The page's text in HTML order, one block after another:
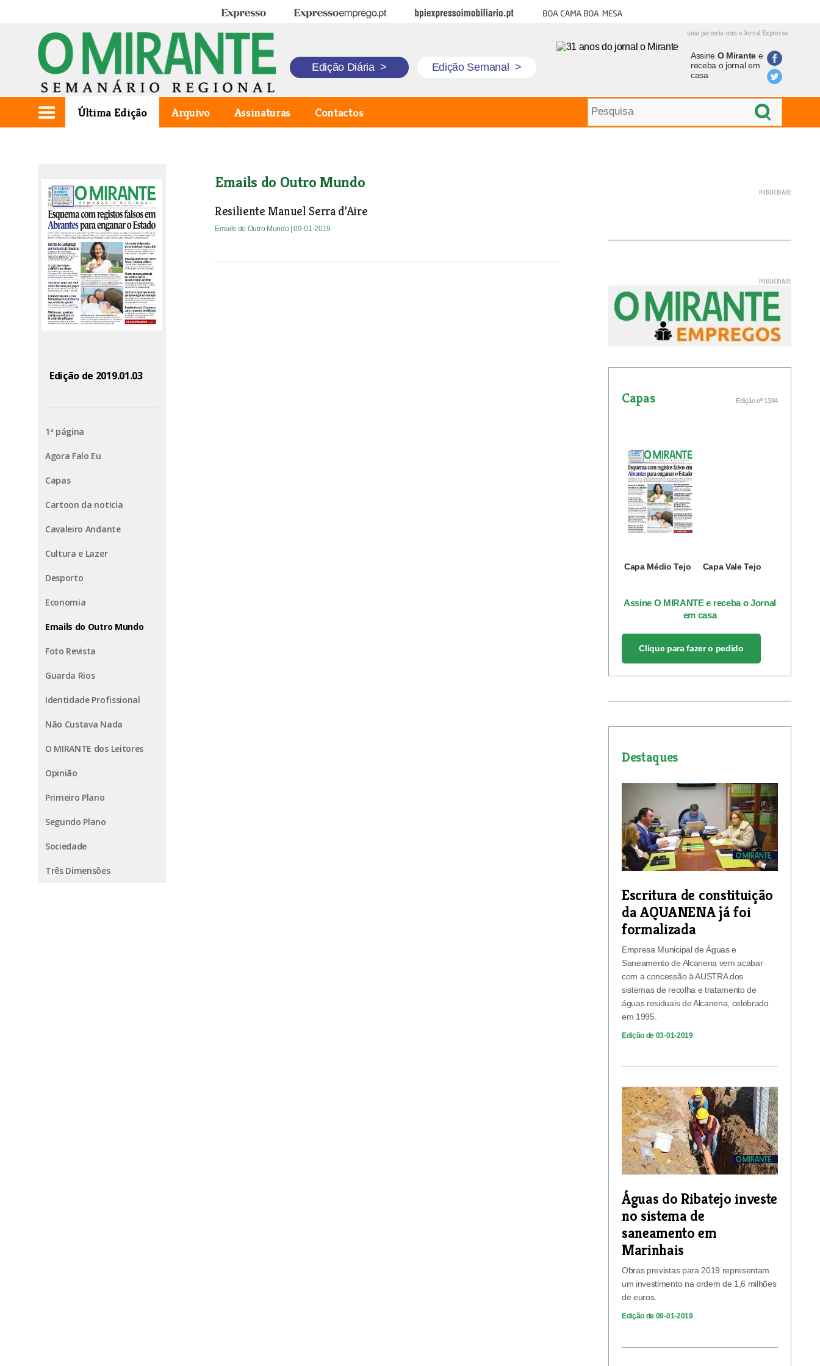
Expresso Expresso Emprego BPI Expresso Imobiliário Boa cama boa mesa
uma parceria com o Jornal Expresso
Edição Diária > Edição Semanal >
Assine O Mirantee
receba o jornal em
casa
Última Edição Arquivo Assinaturas Contactos
Edição de 2019.01.03
1ª página
Agora Falo Eu
Capas
Cartoon da notIcia
Cavaleiro Andante
Cultura e Lazer
Desporto
Economia
Emails do Outro Mundo
Foto Revista
Guarda Rios
Identidade Profissional
Não Custava Nada
O MIRANTE dos Leitores
Opinião
Primeiro Plano
Segundo Plano
Sociedade
Três Dimensões
Emails do Outro Mundo
Resiliente Manuel Serra d’Aire
Emails do Outro Mundo | 09-01-2019
Capas Edição nº 1384
Capa Médio Tejo Capa Vale Tejo
Assine O MIRANTE e receba o Jornal
em casa
Clique para fazer o pedido
Destaques
Escritura de constituição
da AQUANENA já foi
formalizada
Empresa Municipal de Águas e
Saneamento de Alcanena vem acabar
com a concessão à AUSTRA dos
sistemas de recolha e tratamento de
águas residuais de Alcanena, celebrado
em 1995.
Edição de 03-01-2019
Águas do Ribatejo investe
no sistema de
saneamento em
Marinhais
Obras previstas para 2019 representam
um investimento na ordem de 1,6 milhões
de euros.
Edição de 09-01-2019